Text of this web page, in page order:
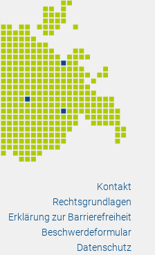
Kontakt
Rechtsgrundlagen
Erklärung zur Barrierefreiheit
Beschwerdeformular
Datenschutz